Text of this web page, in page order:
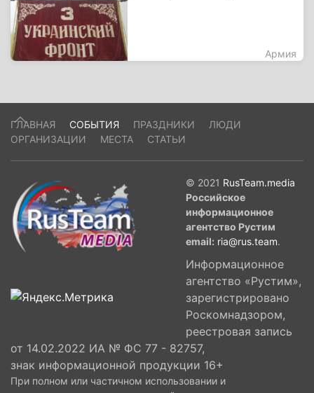
Армия
ГЛАВНАЯ СОБЫТИЯ ПРАЗДНИКИ
ЛЮДИ
ОРГАНИЗАЦИИ
МЕСТА СТАТЬИ
© 2021 RusTeam.media
Российское
информационное
агентство Рустим
email: ria@rus.team.
Информационное
агентство «Рустим»,
зарегистрировано
Роскомнадзором,
реестровая запись
от 14.02.2022 ИА № ФС 77 - 82757,
знак информационной продукции 16+
При полном или частичном использовании и